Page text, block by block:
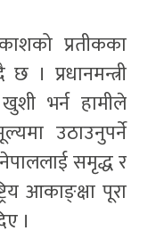
प्रतीकका
। प्रधानमन्त्री
भर्न हामीले
उठाउनुपर्ने
समृद्ध र
आकाङ्क्षा पूरा
।